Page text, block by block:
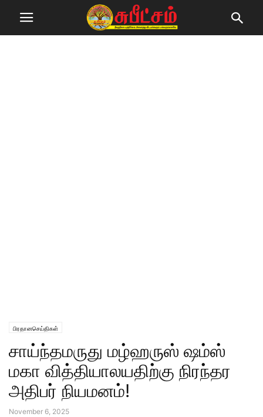
பிரதானசெய்திகள்
சாய்ந்தமருது மழ்ஹருஸ் ஷம்ஸ்
மகா வித்தியாலயதிற்கு நிரந்தர
அதிபர் நியமனம்!
November 6, 2025